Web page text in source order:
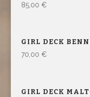
85,00 €
GIRL DECK
70,00 €
GIRL DECK